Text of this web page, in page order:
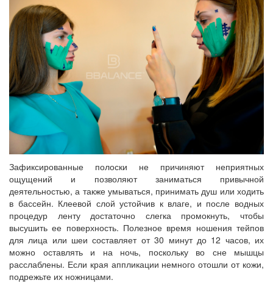
Зафиксированные полоски не причиняют неприятных
ощущений и позволяют заниматься привычной
деятельностью, а также умываться, принимать душ или ходить
в бассейн. Клеевой слой устойчив к влаге, и после водных
процедур ленту достаточно слегка промокнуть, чтобы
высушить ее поверхность. Полезное время ношения тейпов
для лица или шеи составляет от 30 минут до 12 часов, их
можно оставлять и на ночь, поскольку во сне мышцы
расслаблены. Если края аппликации немного отошли от кожи,
подрежьте их ножницами.